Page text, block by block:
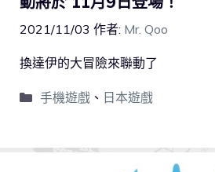
2021/11/03 作者: Mr. Qoo
換達伊的大冒險來聯動了
手機遊戲、 日本遊戲